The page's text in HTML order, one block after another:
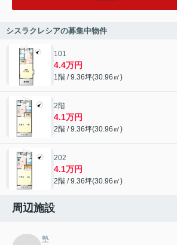
シスラクレシアの募集中物件
101
4.4万円
1階 / 9.36坪(30.96㎡)
2階
4.1万円
2階 / 9.36坪(30.96㎡)
202
4.1万円
2階 / 9.36坪(30.96㎡)
周辺施設
塾